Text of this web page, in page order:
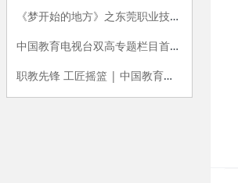
《梦开始的地方》之东莞职业技术学院
中国教育电视台双高专题栏目首播陕西工院
职教先锋 工匠摇篮 | 中国教育电视台《双高100》栏目专题播出 《走进北京电子科技职业学院》